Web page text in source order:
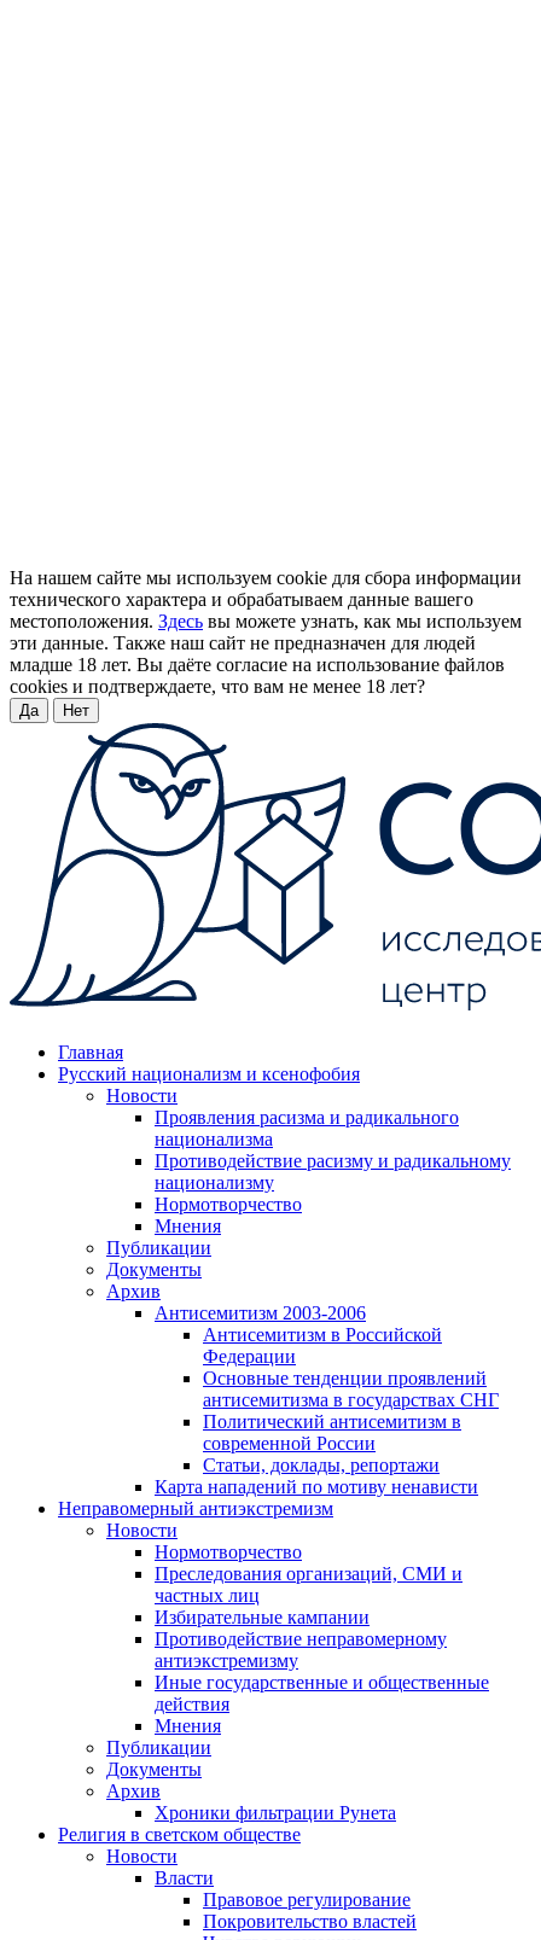
На нашем сайте мы используем cookie для сбора информации
технического характера и обрабатываем данные вашего
местоположения. Здесь вы можете узнать, как мы используем
эти данные. Также наш сайт не предназначен для людей
младше 18 лет. Вы даёте согласие на использование файлов
cookies и подтверждаете, что вам не менее 18 лет?
Да Нет
Главная
Русский национализм и ксенофобия
Новости
Проявления расизма и радикального
национализма
Противодействие расизму и радикальному
национализму
Нормотворчество
Мнения
Публикации
Документы
Архив
Антисемитизм 2003-2006
Антисемитизм в Российской
Федерации
Основные тенденции проявлений
антисемитизма в государствах СНГ
Политический антисемитизм в
современной России
Статьи, доклады, репортажи
Карта нападений по мотиву ненависти
Неправомерный антиэкстремизм
Новости
Нормотворчество
Преследования организаций, СМИ и
частных лиц
Избирательные кампании
Противодействие неправомерному
антиэкстремизму
Иные государственные и общественные
действия
Мнения
Публикации
Документы
Архив
Хроники фильтрации Рунета
Религия в светском обществе
Новости
Власти
Правовое регулирование
Покровительство властей